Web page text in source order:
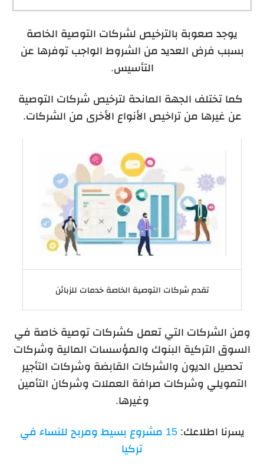
يوجد صعوبة بالترخيص لشركات التوصية الخاصة
بسبب فرض العديد من الشروط الواجب توفرها عن
التأسيس.
كما تختلف الجهة المانحة لترخيص شركات التوصية
عن غيرها من تراخيص الأنواع الأخرى من الشركات.
تقدم شركات التوصية الخاصة خدمات للزبائن
ومن الشركات التي تعمل كشركات توصية خاصة في
السوق التركية البنوك والمؤسسات المالية وشركات
تحصيل الديون والشركات القابضة وشركات التأجير
التمويلي وشركات صرافة العملات وشركان التأمين
وغيرها.
يسرنا اطلاعك:
15 مشروع بسيط ومربح للنساء في
تركيا